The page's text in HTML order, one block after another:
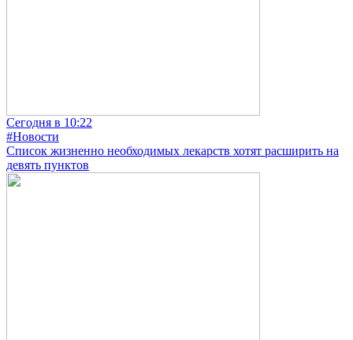
Сегодня в 10:22
#Новости
Список жизненно необходимых лекарств хотят расширить на
девять пунктов